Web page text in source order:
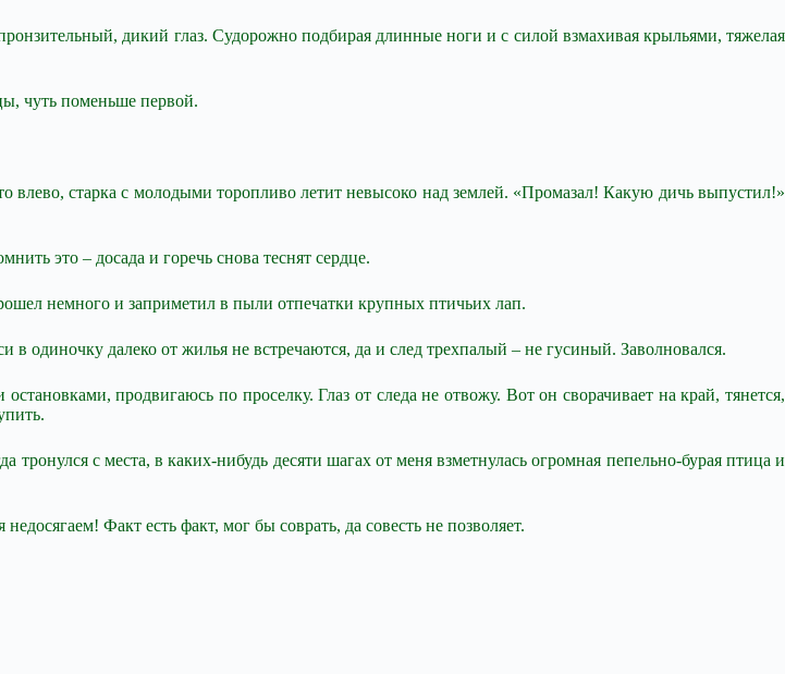
дикий глаз. Судорожно подбирая длинные ноги и с силой взмахивая крыльями, тяжелая
чуть поменьше первой.
влево, старка с молодыми торопливо летит невысоко над землей. «Промазал! Какую дичь выпустил!»
это – досада и горечь снова теснят сердце.
немного и заприметил в пыли отпечатки крупных птичьих лап.
одиночку далеко от жилья не встречаются, да и след трехпалый – не гусиный. Заволновался.
продвигаюсь по проселку. Глаз от следа не отвожу. Вот он сворачивает на край, тянется,
с места, в каких-нибудь десяти шагах от меня взметнулась огромная пепельно-бурая птица и
Факт есть факт, мог бы соврать, да совесть не позволяет.